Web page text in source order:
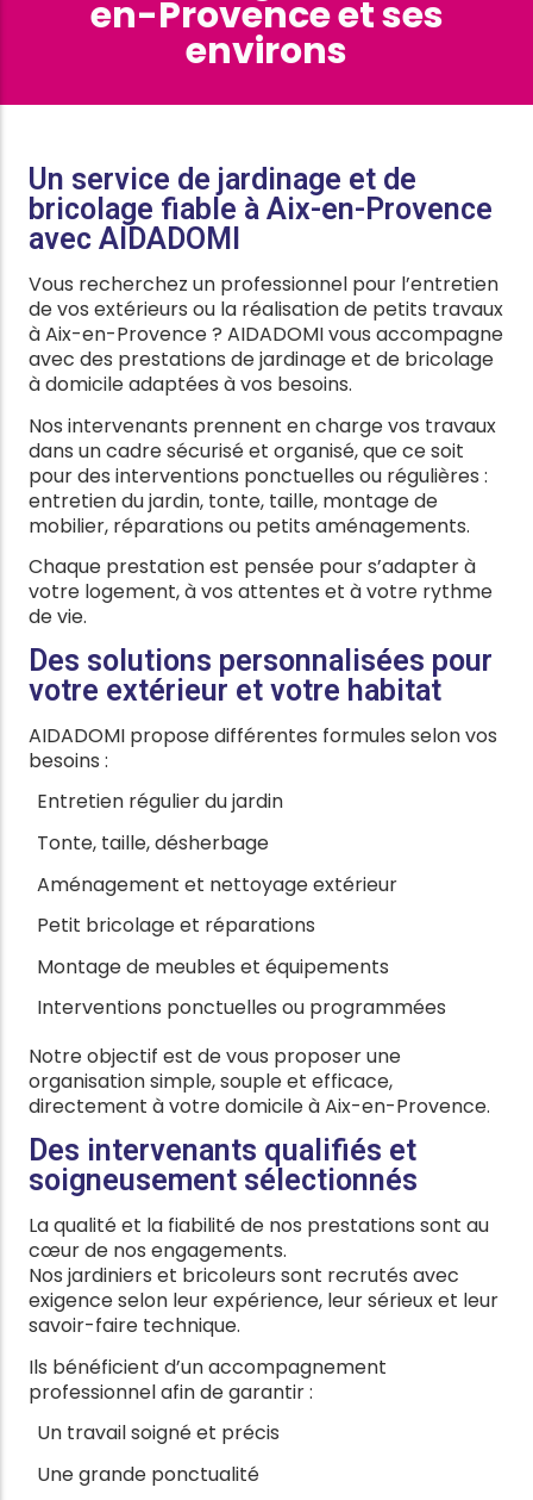
en-Provence et ses
environs
Un service de jardinage et de
bricolage fiable à Aix-en-Provence
avec AIDADOMI
Vous recherchez un professionnel pour l’entretien
de vos extérieurs ou la réalisation de petits travaux
à Aix-en-Provence ? AIDADOMI vous accompagne
avec des prestations de jardinage et de bricolage
à domicile adaptées à vos besoins.
Nos intervenants prennent en charge vos travaux
dans un cadre sécurisé et organisé, que ce soit
pour des interventions ponctuelles ou régulières :
entretien du jardin, tonte, taille, montage de
mobilier, réparations ou petits aménagements.
Chaque prestation est pensée pour s’adapter à
votre logement, à vos attentes et à votre rythme
de vie.
Des solutions personnalisées pour
votre extérieur et votre habitat
AIDADOMI propose différentes formules selon vos
besoins :
Entretien régulier du jardin
Tonte, taille, désherbage
Aménagement et nettoyage extérieur
Petit bricolage et réparations
Montage de meubles et équipements
Interventions ponctuelles ou programmées
Notre objectif est de vous proposer une
organisation simple, souple et efficace,
directement à votre domicile à Aix-en-Provence.
Des intervenants qualifiés et
soigneusement sélectionnés
La qualité et la fiabilité de nos prestations sont au
cœur de nos engagements.
Nos jardiniers et bricoleurs sont recrutés avec
exigence selon leur expérience, leur sérieux et leur
savoir-faire technique.
Ils bénéficient d’un accompagnement
professionnel afin de garantir :
Un travail soigné et précis
Une grande ponctualité